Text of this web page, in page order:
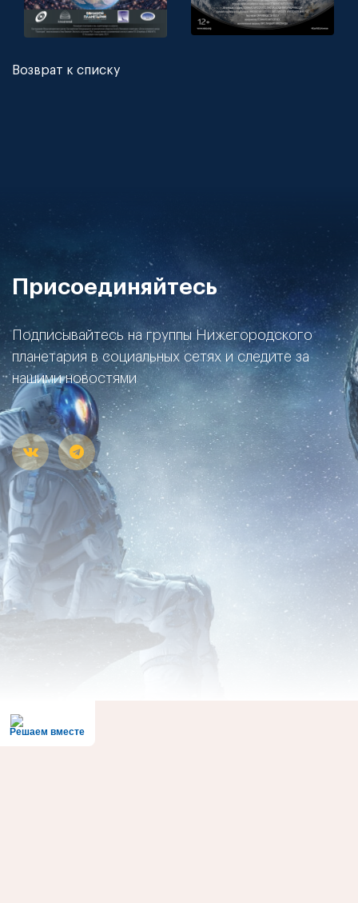
Возврат к списку
Присоединяйтесь
Подписывайтесь на группы Нижегородского
планетария в социальных сетях и следите за
нашими новостями
Решаем вместе